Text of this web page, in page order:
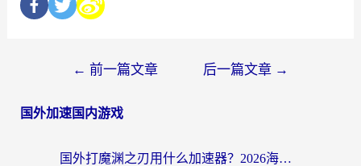
← 前一篇文章 后一篇文章 →
国外加速国内游戏
国外打魔渊之刃用什么加速器？2026海外玩家国服游戏加速全攻略（附闪耀暖暖&复苏的魔女避坑指南）